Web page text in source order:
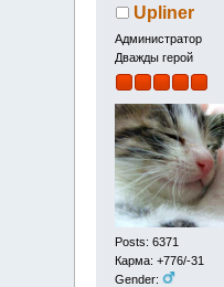
Upliner
Администратор
Дважды герой
Posts: 6371
Карма: +776/-31
Gender: